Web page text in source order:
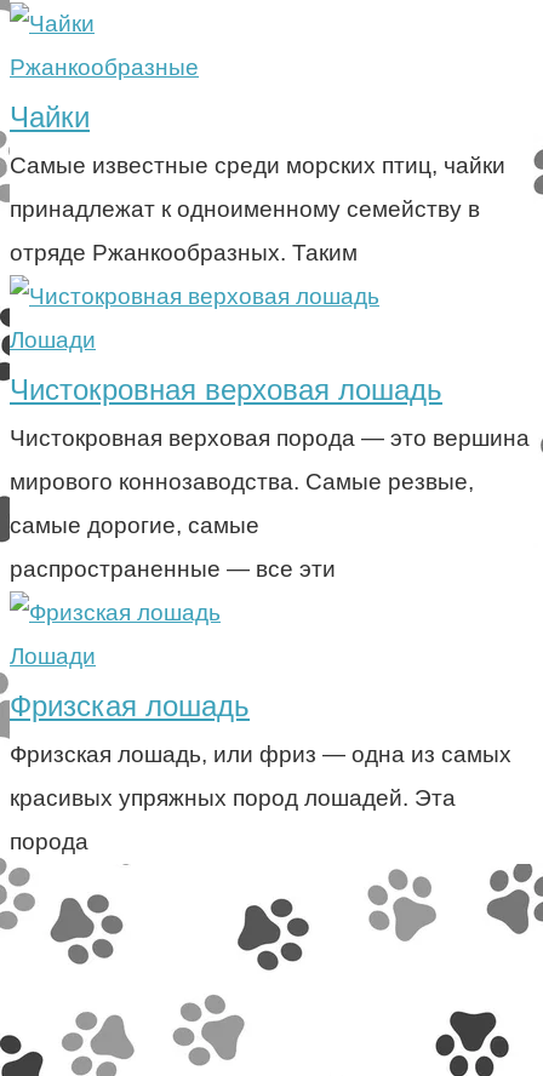
Ржанкообразные
Чайки
Самые известные среди морских птиц, чайки
принадлежат к одноименному семейству в
отряде Ржанкообразных. Таким
Лошади
Чистокровная верховая лошадь
Чистокровная верховая порода — это вершина
мирового коннозаводства. Самые резвые,
самые дорогие, самые
распространенные — все эти
Лошади
Фризская лошадь
Фризская лошадь, или фриз — одна из самых
красивых упряжных пород лошадей. Эта
порода